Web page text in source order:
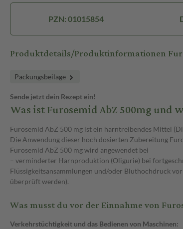
PZN: 01015854
Produktdetails/Produktinformationen
Packungsbeilage
Sende jetzt dein Rezept ein!
Was ist Furosemid AbZ 500mg und
Furosemid AbZ 500 mg ist ein harntreibendes Mittel
Die Anwendung dieser hoch dosierten Zubereitung
Furosemid AbZ 500 mg wird angewendet bei
– verminderter Harnproduktion (Oligurie) bei
Flüssigkeitsansammlungen und/oder Bluthochdruck
überprüft werden).
Was musst du vor der Einnahme von
Verkehrstüchtigkeit und das Bedienen von Maschinen: